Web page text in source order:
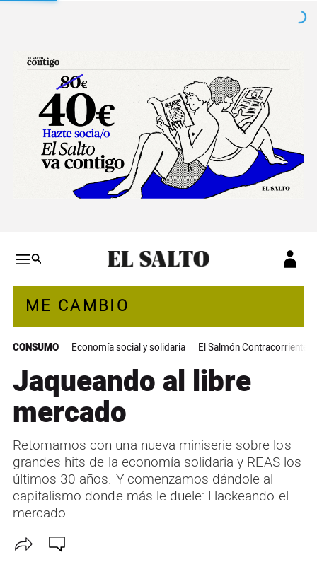
Salto a contenido
ME CAMBIO
CONSUMO Economía social y solidaria El Salmón Contracorriente
Jaqueando al libre
mercado
Retomamos con una nueva miniserie sobre los
grandes hits de la economía solidaria y REAS los
últimos 30 años. Y comenzamos dándole al
capitalismo donde más le duele: Hackeando el
mercado.